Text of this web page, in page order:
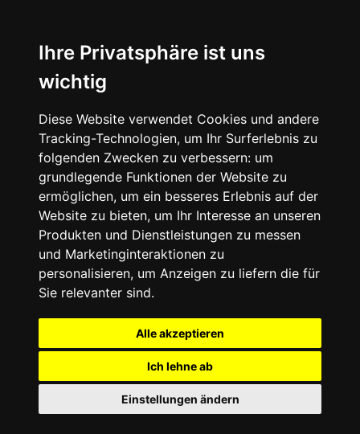
Ihre Privatsphäre ist uns
wichtig
Diese Website verwendet Cookies und andere
Tracking-Technologien, um Ihr Surferlebnis zu
folgenden Zwecken zu verbessern: um
grundlegende Funktionen der Website zu
ermöglichen, um ein besseres Erlebnis auf der
Website zu bieten, um Ihr Interesse an unseren
Produkten und Dienstleistungen zu messen
und Marketinginteraktionen zu
personalisieren, um Anzeigen zu liefern die für
Sie relevanter sind.
Alle akzeptieren
Ich lehne ab
Einstellungen ändern